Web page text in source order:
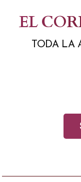
contenido
EL
TODA